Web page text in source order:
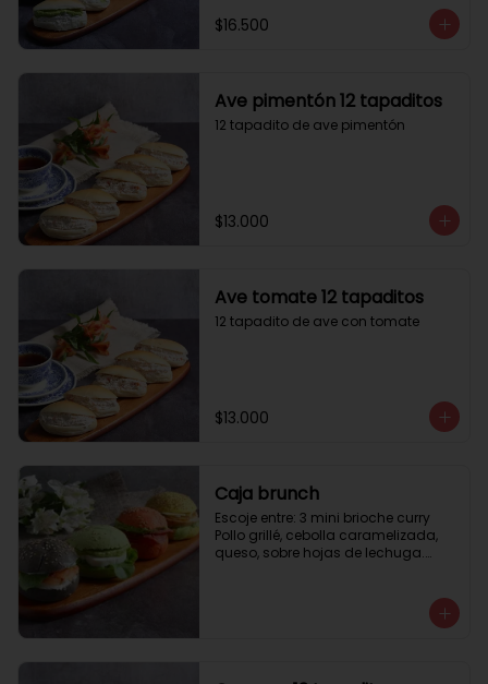
$16.500
Ave pimentón 12 tapaditos
12 tapadito de ave pimentón
$13.000
Ave tomate 12 tapaditos
12 tapadito de ave con tomate
$13.000
Caja brunch
Escoje entre: 3 mini brioche curry
Pollo grillé, cebolla caramelizada,
queso, sobre hojas de lechuga.